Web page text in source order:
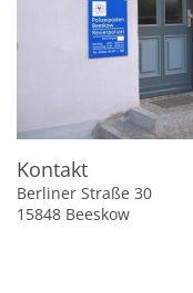
Kontakt
Berliner Straße 30
15848 Beeskow